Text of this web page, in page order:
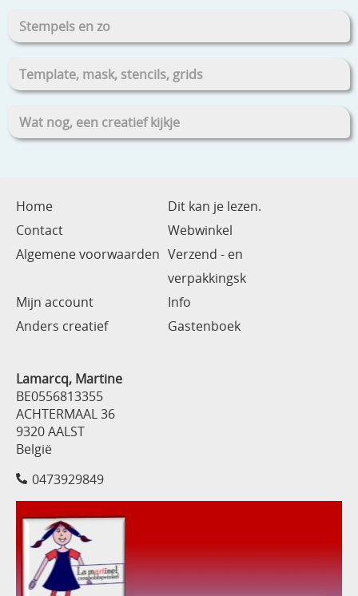
Stempels en zo
Template, mask, stencils, grids
Wat nog, een creatief kijkje
Home
Dit kan je lezen.
Contact
Webwinkel
Algemene voorwaarden Verzend - en
verpakkingsk
Mijn account
Info
Anders creatief
Gastenboek
Lamarcq, Martine
BE0556813355
ACHTERMAAL 36
9320 AALST
België
0473929849